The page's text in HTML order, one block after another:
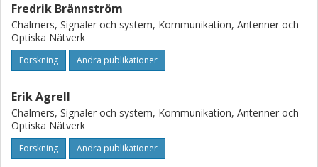
Fredrik Brännström
Chalmers, Signaler och system, Kommunikation, Antenner och
Optiska Nätverk
Forskning Andra publikationer
Erik Agrell
Chalmers, Signaler och system, Kommunikation, Antenner och
Optiska Nätverk
Forskning Andra publikationer